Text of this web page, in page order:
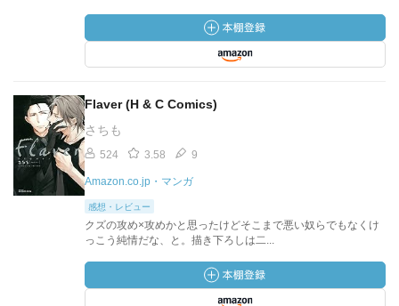
Flaver (H & C Comics)
さちも
524 3.58 9
Amazon.co.jp・マンガ
感想・レビュー
クズの攻め×攻めかと思ったけどそこまで悪い奴らでもなくけ
っこう純情だな、と。描き下ろしは二...